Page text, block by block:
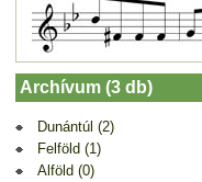
Archívum (3 db)
Dunántúl (2)
Felföld (1)
Alföld (0)